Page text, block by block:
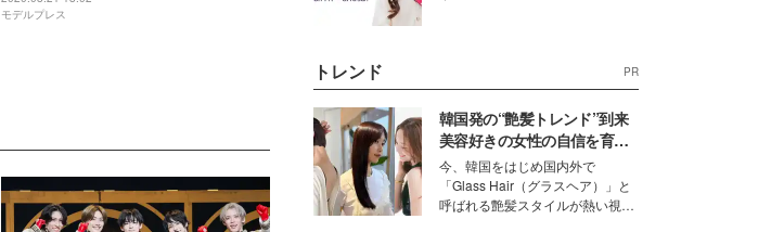
い」×モデルプレス カウントダウン企
モデルプレス
トレンド PR
韓国発の“艶髪トレンド”到来
美容好きの女性の自信を育む
「ヘアケア事情」って？
今、韓国をはじめ国内外で
「Glass Hair（グラスヘア）」と
呼ばれる艶髪スタイルが熱い視線